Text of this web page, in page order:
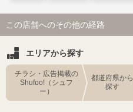
この店舗へのその他の経路
エリアから探す
チラシ・広告掲載の
Shufoo!（シュフ
ー）
都道府県から
探す